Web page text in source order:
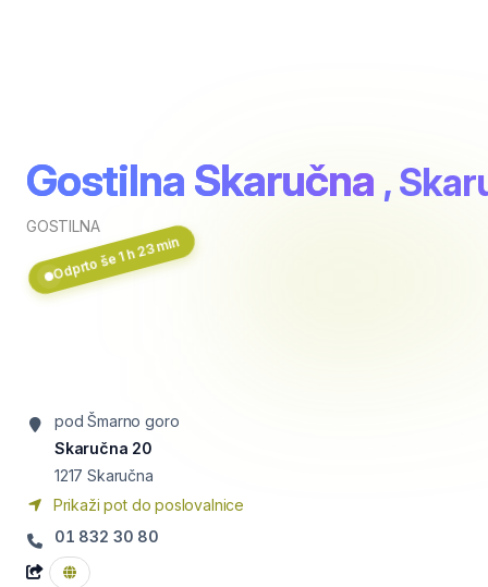
Gostilna Skaručna ,
GOSTILNA
Odprto še 1 h 23 min
pod Šmarno goro
Skaručna 20
1217 Skaručna
Prikaži pot do poslovalnice
01 832 30 80